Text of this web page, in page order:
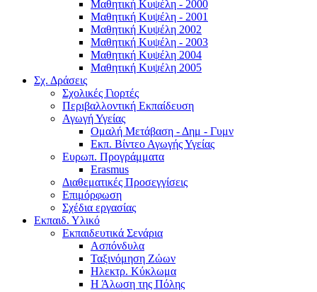
Μαθητική Κυψέλη - 2000
Μαθητική Κυψέλη - 2001
Μαθητική Κυψέλη 2002
Μαθητική Κυψέλη - 2003
Μαθητική Κυψέλη 2004
Μαθητική Κυψέλη 2005
Σχ. Δράσεις
Σχολικές Γιορτές
Περιβαλλοντική Εκπαίδευση
Αγωγή Υγείας
Ομαλή Μετάβαση - Δημ - Γυμν
Εκπ. Βίντεο Αγωγής Υγείας
Ευρωπ. Προγράμματα
Erasmus
Διαθεματικές Προσεγγίσεις
Επιμόρφωση
Σχέδια εργασίας
Εκπαιδ. Υλικό
Εκπαιδευτικά Σενάρια
Ασπόνδυλα
Ταξινόμηση Ζώων
Ηλεκτρ. Κύκλωμα
Η Άλωση της Πόλης